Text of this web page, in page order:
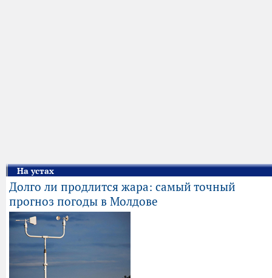
На устах
Долго ли продлится жара: самый точный
прогноз погоды в Молдове